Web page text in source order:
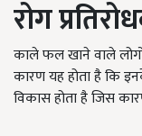
रोग
काले फल खाने वाले लोगों
कारण यह होता है कि
विकास होता है जिस